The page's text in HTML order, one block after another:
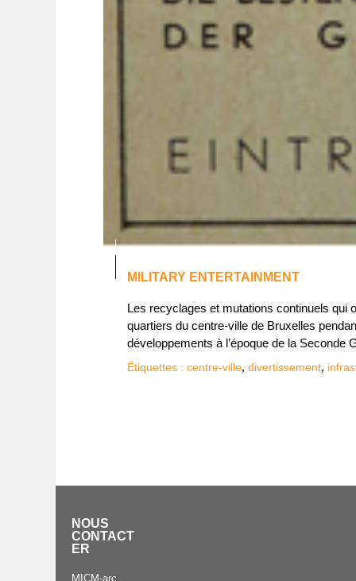
MILITARY ENTERTAINMENT
Les recyclages et mutations continuels qui
quartiers du centre-ville de Bruxelles
développements à l’époque de la Seconde
Étiquettes : centre-ville, divertissement,
NOUS
CONTACT
ER
MICM-arc